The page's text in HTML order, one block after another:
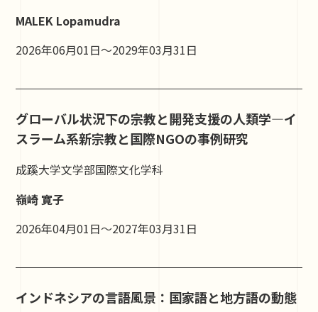
MALEK Lopamudra
2026年06月01日～2029年03月31日
グローバル状況下の宗教と開発支援の人類学―イ
スラーム系新宗教と国際NGOの事例研究
成蹊大学文学部国際文化学科
嶺崎 寛子
2026年04月01日～2027年03月31日
インドネシアの言語風景：国家語と地方語の動態